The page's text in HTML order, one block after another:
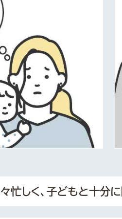
忙しく、子どもと十分に